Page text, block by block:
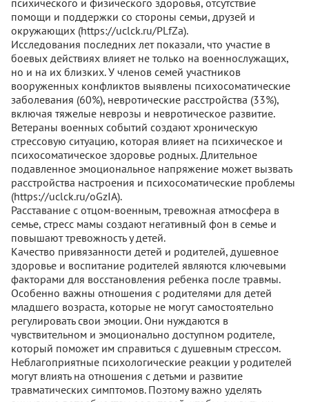
психического и физического здоровья, отсутствие
помощи и поддержки со стороны семьи, друзей и
окружающих (https://uclck.ru/PLfZa).
Исследования последних лет показали, что участие в
боевых действиях влияет не только на военнослужащих,
но и на их близких. У членов семей участников
вооруженных конфликтов выявлены психосоматические
заболевания (60%), невротические расстройства (33%),
включая тяжелые неврозы и невротическое развитие.
Ветераны военных событий создают хроническую
стрессовую ситуацию, которая влияет на психическое и
психосоматическое здоровье родных. Длительное
подавленное эмоциональное напряжение может вызвать
расстройства настроения и психосоматические проблемы
(https://uclck.ru/oGzIA).
Расставание с отцом-военным, тревожная атмосфера в
семье, стресс мамы создают негативный фон в семье и
повышают тревожность у детей.
Качество привязанности детей и родителей, душевное
здоровье и воспитание родителей являются ключевыми
факторами для восстановления ребенка после травмы.
Особенно важны отношения с родителями для детей
младшего возраста, которые не могут самостоятельно
регулировать свои эмоции. Они нуждаются в
чувствительном и эмоционально доступном родителе,
который поможет им справиться с душевным стрессом.
Неблагоприятные психологические реакции у родителей
могут влиять на отношения с детьми и развитие
травматических симптомов. Поэтому важно уделять